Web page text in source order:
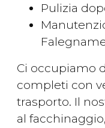
Pulizia
Ci occupiamo
completi con
trasporto. Il
al